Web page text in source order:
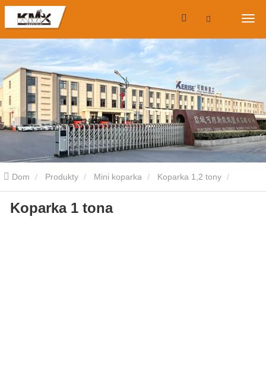
Dom Produkty Mini koparka Koparka 1,2 tony
Koparka 1 tona
Koparka 1 tona